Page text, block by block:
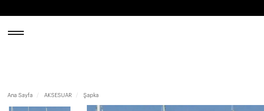
Ana Sayfa AKSESUAR Şapka